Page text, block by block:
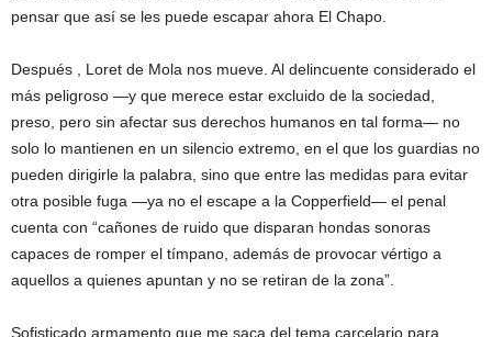
pensar que así se les puede escapar ahora El Chapo.
Después , Loret de Mola nos mueve. Al delincuente considerado el
más peligroso —y que merece estar excluido de la sociedad,
preso, pero sin afectar sus derechos humanos en tal forma— no
solo lo mantienen en un silencio extremo, en el que los guardias no
pueden dirigirle la palabra, sino que entre las medidas para evitar
otra posible fuga —ya no el escape a la Copperfield— el penal
cuenta con “cañones de ruido que disparan hondas sonoras
capaces de romper el tímpano, además de provocar vértigo a
aquellos a quienes apuntan y no se retiran de la zona”.
Sofisticado armamento que me saca del tema carcelario para